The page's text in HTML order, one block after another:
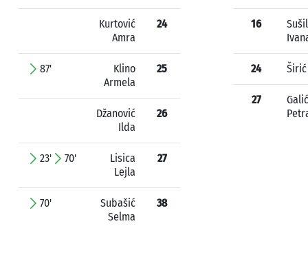
Kurtović
Amra
24
87'
Klino
Armela
25
Džanović
Ilda
26
23' 70'
Lisica
Lejla
27
70'
Subašić
Selma
38
16
24
27
Galić